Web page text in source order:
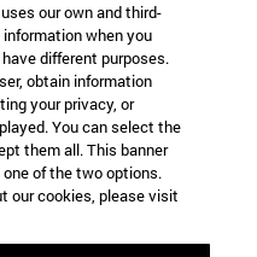
our own and third-
when you
different purposes.
obtain information
your privacy, or
You can select the
them all. This banner
of the two options.
our cookies, please visit